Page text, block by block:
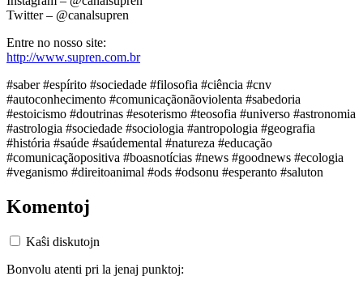
Twitter – @canalsupren
Entre no nosso site:
http://www.supren.com.br
#saber #espírito #sociedade #filosofia #ciência #cnv
#autoconhecimento #comunicaçãonãoviolenta #sabedoria
#estoicismo #doutrinas #esoterismo #teosofia #universo #astronomia
#astrologia #sociedade #sociologia #antropologia #geografia
#história #saúde #saúdemental #natureza #educação
#comunicaçãopositiva #boasnotícias #news #goodnews #ecologia
#veganismo #direitoanimal #ods #odsonu #esperanto #saluton
Komentoj
Kaŝi diskutojn
Bonvolu atenti pri la jenaj punktoj: